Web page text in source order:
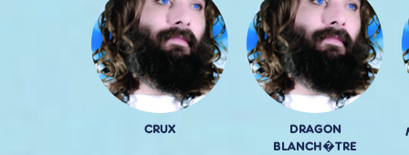
CRUX
DRAGON
BLANCH�TRE